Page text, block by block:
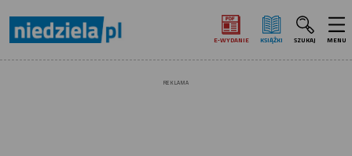
E‑WYDANIE KSIĄŻKI SZUKAJ MENU
REKLAMA